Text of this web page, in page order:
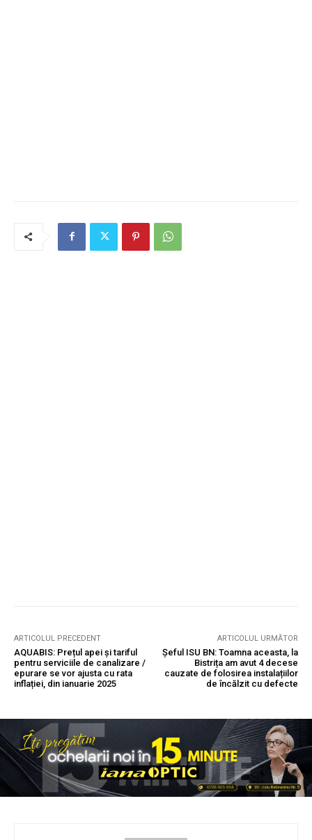
ARTICOLUL PRECEDENT
AQUABIS: Prețul apei și tariful
pentru serviciile de canalizare /
epurare se vor ajusta cu rata
inflației, din ianuarie 2025
ARTICOLUL URMĂTOR
Șeful ISU BN: Toamna aceasta, la
Bistrița am avut 4 decese
cauzate de folosirea instalațiilor
de încălzit cu defecte